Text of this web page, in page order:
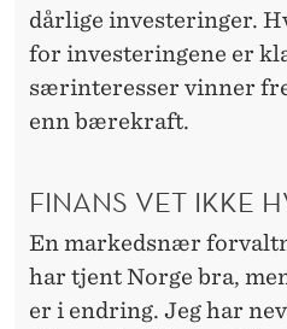
dårlige investeringer.
for investeringene er
særinteresser vinner
enn bærekraft.
FINANS VET IKKE
En markedsnær
har tjent Norge bra,
er i endring. Jeg har